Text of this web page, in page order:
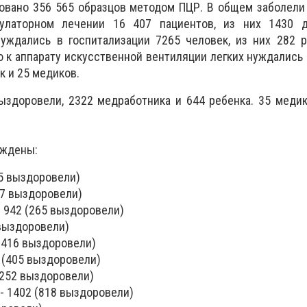
356 565 образцов методом ПЦР. В общем
лечении 16 407 пациентов, из них 1430
в госпитализации 7265 человек, из них 282
аппарату искусственной вентиляции легких нуждались
и 25 медиков.
2322 медработника и 644 ребенка. 35
выздоровели)
выздоровели)
(265 выздоровели)
выздоровели)
(405 выздоровели)
выздоровели)
1402 (818 выздоровели)